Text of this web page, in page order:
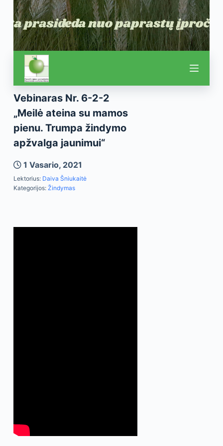
Vebinaras Nr. 6-2-2
„Meilė ateina su mamos
pienu. Trumpa žindymo
apžvalga jaunimui“
1 Vasario, 2021
Lektorius: Daiva Šniukaitė
Kategorijos: Žindymas